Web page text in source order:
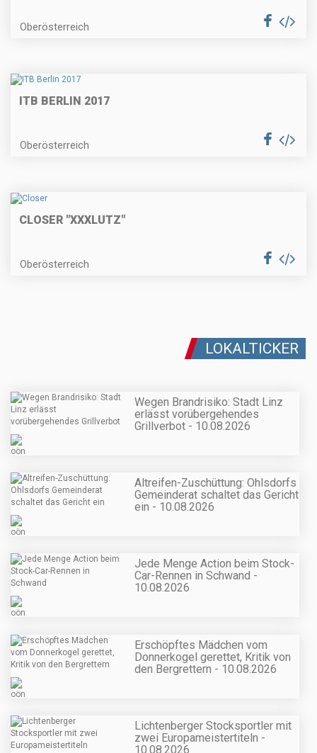
Oberösterreich
ITB BERLIN 2017
Oberösterreich
CLOSER "XXXLUTZ"
Oberösterreich
LOKALTICKER
Wegen Brandrisiko: Stadt Linz
erlässt vorübergehendes
Grillverbot - 10.08.2026
Altreifen-Zuschüttung: Ohlsdorfs
Gemeinderat schaltet das Gericht
ein - 10.08.2026
Jede Menge Action beim Stock-
Car-Rennen in Schwand -
10.08.2026
Erschöpftes Mädchen vom
Donnerkogel gerettet, Kritik von
den Bergrettern - 10.08.2026
Lichtenberger Stocksportler mit
zwei Europameistertiteln -
10.08.2026